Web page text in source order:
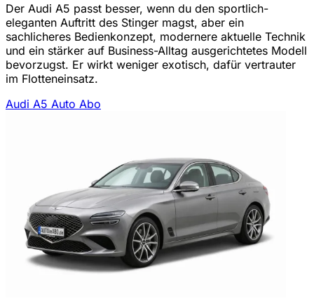
Der Audi A5 passt besser, wenn du den sportlich-
eleganten Auftritt des Stinger magst, aber ein
sachlicheres Bedienkonzept, modernere aktuelle Technik
und ein stärker auf Business-Alltag ausgerichtetes Modell
bevorzugst. Er wirkt weniger exotisch, dafür vertrauter
im Flotteneinsatz.
Audi A5 Auto Abo